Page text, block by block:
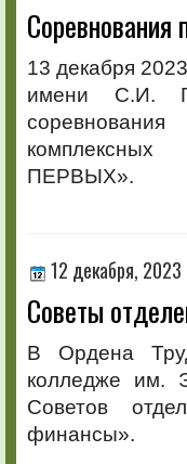
Соревнования
13 декабря
имени С.И.
ПЕРВЫХ».
12 декабря, 2023
Советы
В Ордена
колледже им.
Советов
финансы».